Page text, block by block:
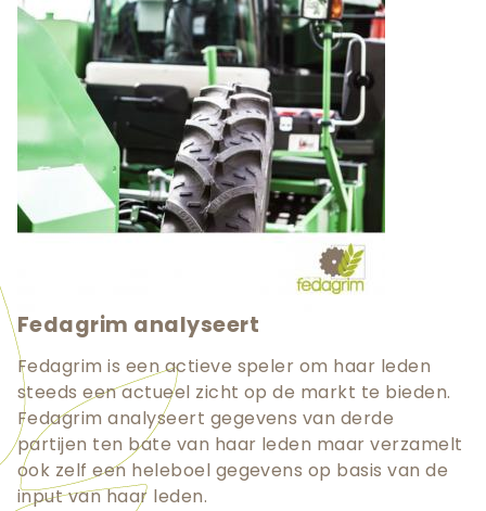
Fedagrim analyseert
Fedagrim is een actieve speler om haar leden
steeds een actueel zicht op de markt te bieden.
Fedagrim analyseert gegevens van derde
partijen ten bate van haar leden maar verzamelt
ook zelf een heleboel gegevens op basis van de
input van haar leden.